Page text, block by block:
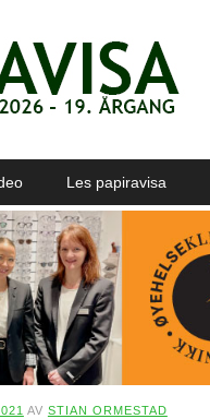
Les papiravisa
AV STIAN ORMESTAD